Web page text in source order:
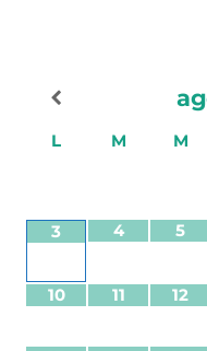
L M M
3 4 5
10 11 12